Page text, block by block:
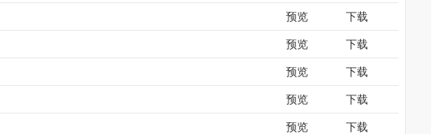
预览 下载
预览 下载
预览 下载
预览 下载
预览 下载